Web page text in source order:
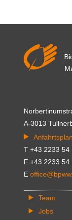
A-3013
T +43 2233 54
F +43 2233 54
E
Team
Jobs